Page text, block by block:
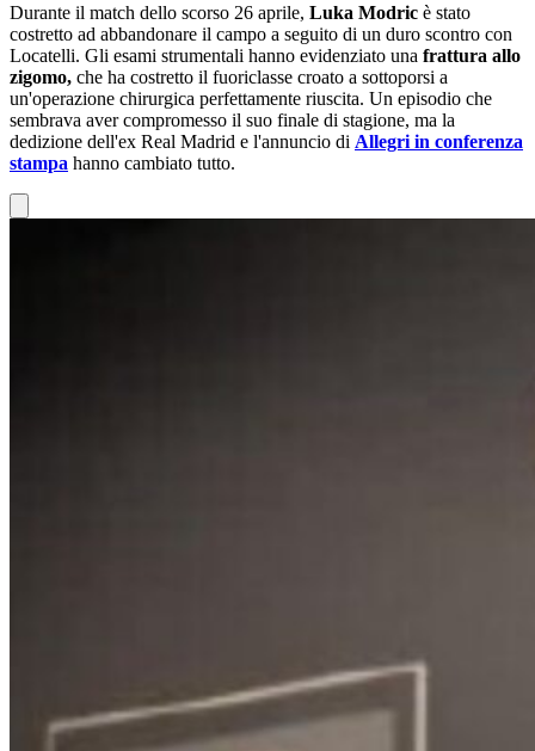
Durante il match dello scorso 26 aprile, Luka Modric è stato
costretto ad abbandonare il campo a seguito di un duro scontro con
Locatelli. Gli esami strumentali hanno evidenziato una frattura allo
zigomo, che ha costretto il fuoriclasse croato a sottoporsi a
un'operazione chirurgica perfettamente riuscita. Un episodio che
sembrava aver compromesso il suo finale di stagione, ma la
dedizione dell'ex Real Madrid e l'annuncio di Allegri in conferenza
stampa hanno cambiato tutto.